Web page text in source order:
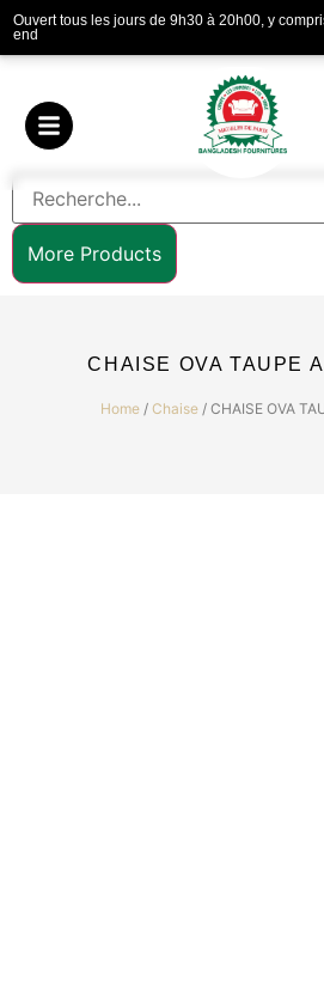
Ouvert tous les jours de 9h30 à 20h00, y
end
More Products
CHAISE OVA TAUPE
Home/ Chaise/ CHAISE OVA